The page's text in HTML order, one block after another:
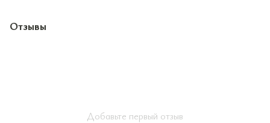
Отзывы
Добавьте первый отзыв